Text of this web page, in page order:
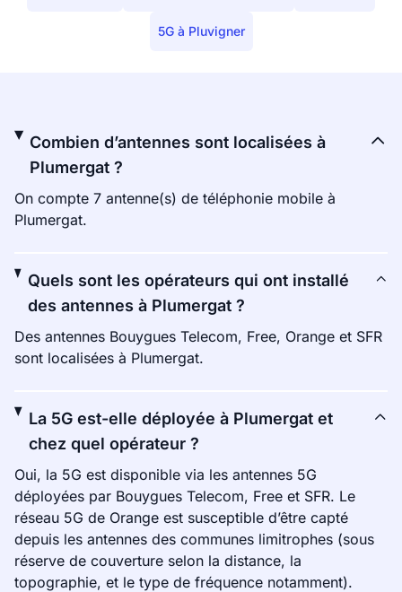
5G à Pluvigner
Combien d’antennes sont localisées à
Plumergat ?
On compte 7 antenne(s) de téléphonie mobile à
Plumergat.
Quels sont les opérateurs qui ont installé
des antennes à Plumergat ?
Des antennes Bouygues Telecom, Free, Orange et SFR
sont localisées à Plumergat.
La 5G est-elle déployée à Plumergat et
chez quel opérateur ?
Oui, la 5G est disponible via les antennes 5G
déployées par Bouygues Telecom, Free et SFR. Le
réseau 5G de Orange est susceptible d’être capté
depuis les antennes des communes limitrophes (sous
réserve de couverture selon la distance, la
topographie, et le type de fréquence notamment).